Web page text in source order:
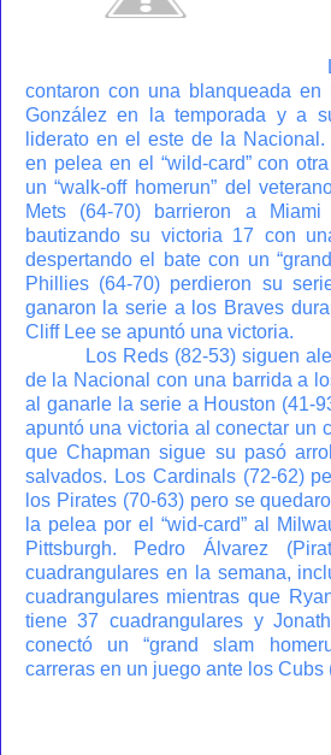
contaron con una blanqueada
González en la temporada y a
liderato en el este de la
en pelea en el “wild-card” con
un “walk-off homerun” del
Mets (64-70) barrieron a
bautizando su victoria 17 con
despertando el bate con un
Phillies (64-70) perdieron su
ganaron la serie a los Braves
Cliff Lee se apuntó una victoria.
Los Reds (82-53) siguen
de la Nacional con una barrida a
al ganarle la serie a Houston (41-
apuntó una victoria al conectar un
que Chapman sigue su pasó
salvados. Los Cardinals (72-62)
los Pirates (70-63) pero se
la pelea por el “wid-card” al
Pittsburgh. Pedro Álvarez
cuadrangulares en la semana,
cuadrangulares mientras que
tiene 37 cuadrangulares y
conectó un “grand slam
carreras en un juego ante los Cubs